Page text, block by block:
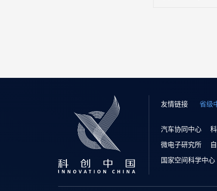
友情链接 省级
汽车协同中心
微电子研究所
国家空间科学中心